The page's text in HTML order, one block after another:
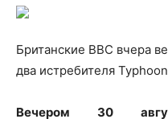
Британские ВВС вчера
два истребителя Typhoon
Вечером 30